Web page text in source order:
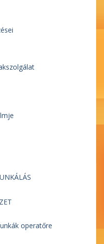
operatőre